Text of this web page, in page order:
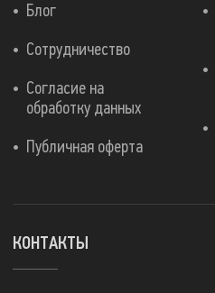
Блог
Сотрудничество
Согласие на
обработку данных
Публичная оферта
КОНТАКТЫ